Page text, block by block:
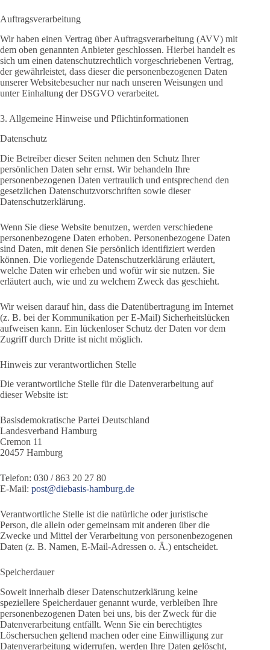
Auftragsverarbeitung
Wir haben einen Vertrag über Auftragsverarbeitung (AVV) mit
dem oben genannten Anbieter geschlossen. Hierbei handelt es
sich um einen datenschutzrechtlich vorgeschriebenen Vertrag,
der gewährleistet, dass dieser die personenbezogenen Daten
unserer Websitebesucher nur nach unseren Weisungen und
unter Einhaltung der DSGVO verarbeitet.
3. Allgemeine Hinweise und Pflicht­informationen
Datenschutz
Die Betreiber dieser Seiten nehmen den Schutz Ihrer
persönlichen Daten sehr ernst. Wir behandeln Ihre
personenbezogenen Daten vertraulich und entsprechend den
gesetzlichen Datenschutzvorschriften sowie dieser
Datenschutzerklärung.
Wenn Sie diese Website benutzen, werden verschiedene
personenbezogene Daten erhoben. Personenbezogene Daten
sind Daten, mit denen Sie persönlich identifiziert werden
können. Die vorliegende Datenschutzerklärung erläutert,
welche Daten wir erheben und wofür wir sie nutzen. Sie
erläutert auch, wie und zu welchem Zweck das geschieht.
Wir weisen darauf hin, dass die Datenübertragung im Internet
(z. B. bei der Kommunikation per E-Mail) Sicherheitslücken
aufweisen kann. Ein lückenloser Schutz der Daten vor dem
Zugriff durch Dritte ist nicht möglich.
Hinweis zur verantwortlichen Stelle
Die verantwortliche Stelle für die Datenverarbeitung auf
dieser Website ist:
Basisdemokratische Partei Deutschland
Landesverband Hamburg
Cremon 11
20457 Hamburg
Telefon: 030 / 863 20 27 80
E-Mail: post@diebasis-hamburg.de
Verantwortliche Stelle ist die natürliche oder juristische
Person, die allein oder gemeinsam mit anderen über die
Zwecke und Mittel der Verarbeitung von personenbezogenen
Daten (z. B. Namen, E-Mail-Adressen o. Ä.) entscheidet.
Speicherdauer
Soweit innerhalb dieser Datenschutzerklärung keine
speziellere Speicherdauer genannt wurde, verbleiben Ihre
personenbezogenen Daten bei uns, bis der Zweck für die
Datenverarbeitung entfällt. Wenn Sie ein berechtigtes
Löschersuchen geltend machen oder eine Einwilligung zur
Datenverarbeitung widerrufen, werden Ihre Daten gelöscht,